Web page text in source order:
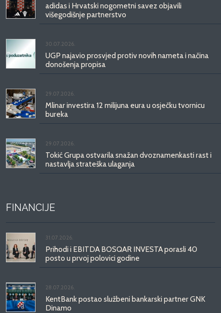
adidas i Hrvatski nogometni savez objavili
višegodišnje partnerstvo
30.07.2026.
UGP najavio prosvjed protiv novih nameta i načina
donošenja propisa
29.07.2026.
Mlinar investira 12 milijuna eura u osječku tvornicu
bureka
29.07.2026.
Tokić Grupa ostvarila snažan dvoznamenkasti rast i
nastavlja strateška ulaganja
FINANCIJE
31.07.2026.
Prihodi i EBITDA BOSQAR INVESTA porasli 40
posto u prvoj polovici godine
28.07.2026.
KentBank postao službeni bankarski partner GNK
Dinamo